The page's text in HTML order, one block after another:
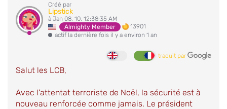
Créé par
Lipstick
à Jan 08, 10, 12:38:35 AM
Almighty Member
13901
actif la dernière fois il y a environ 1 an
traduit par
Salut les LCB,
Avec l'attentat terroriste de Noël, la sécurité est à
nouveau renforcée comme jamais. Le président